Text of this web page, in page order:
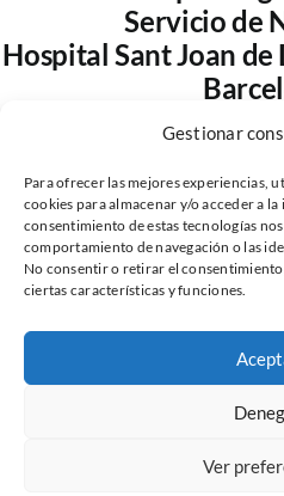
Gestionar
Para ofrecer las mejores experiencias,
cookies para almacenar y/o acceder a
consentimiento de estas tecnologías
comportamiento de navegación o las
No consentir o retirar el
ciertas características y funciones.
Ver
Servicio de
Hospital Sant Joan
Política de privacidad
©
Registro